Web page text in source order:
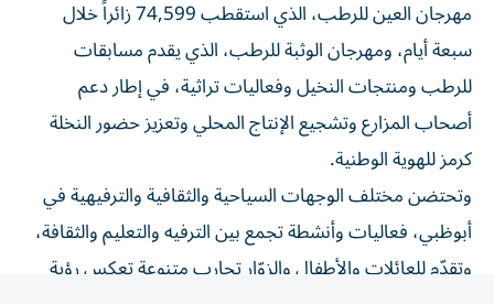
سبعة أيام، ومهرجان الوثبة للرطب، الذي يقدم مسابقات
للرطب ومنتجات النخيل وفعاليات تراثية، في إطار دعم
أصحاب المزارع وتشجيع الإنتاج المحلي وتعزيز حضور النخلة
كرمز للهوية الوطنية.
وتحتضن مختلف الوجهات السياحية والثقافية والترفيهية في
أبوظبي، فعاليات وأنشطة تجمع بين الترفيه والتعليم والثقافة،
وتقدّم للعائلات والأطفال والزوّار تجارب متنوعة تعكس رؤية
العاصمة الإماراتية في ترسيخ مكانتها، وجهة عالمية تنبض